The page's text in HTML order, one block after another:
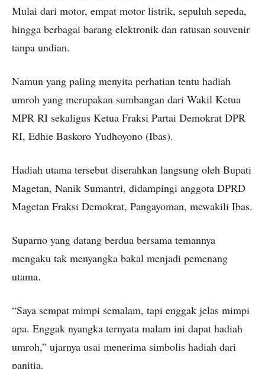
Mulai dari motor, empat motor listrik, sepuluh sepeda,
hingga berbagai barang elektronik dan ratusan souvenir
tanpa undian.
Namun yang paling menyita perhatian tentu hadiah
umroh yang merupakan sumbangan dari Wakil Ketua
MPR RI sekaligus Ketua Fraksi Partai Demokrat DPR
RI, Edhie Baskoro Yudhoyono (Ibas).
Hadiah utama tersebut diserahkan langsung oleh Bupati
Magetan, Nanik Sumantri, didampingi anggota DPRD
Magetan Fraksi Demokrat, Pangayoman, mewakili Ibas.
Suparno yang datang berdua bersama temannya
mengaku tak menyangka bakal menjadi pemenang
utama.
“Saya sempat mimpi semalam, tapi enggak jelas mimpi
apa. Enggak nyangka ternyata malam ini dapat hadiah
umroh,” ujarnya usai menerima simbolis hadiah dari
panitia.